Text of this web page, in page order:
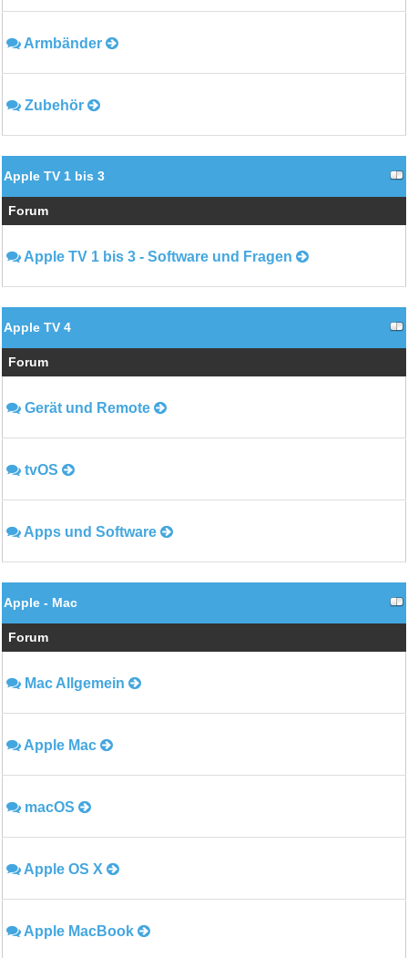
Armbänder
Zubehör
Apple TV 1 bis 3
Forum
Apple TV 1 bis 3 - Software und Fragen
Apple TV 4
Forum
Gerät und Remote
tvOS
Apps und Software
Apple - Mac
Forum
Mac Allgemein
Apple Mac
macOS
Apple OS X
Apple MacBook